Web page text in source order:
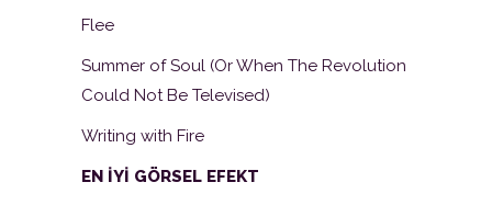
Flee
Summer of Soul (Or When The Revolution
Could Not Be Televised)
Writing with Fire
EN İYİ GÖRSEL EFEKT